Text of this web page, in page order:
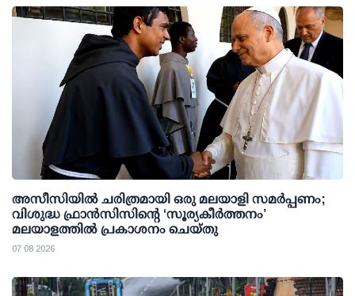
അസീസിയിൽ ചരിത്രമായി ഒരു മലയാളി സമർപ്പണം;
വിശുദ്ധ ഫ്രാൻസിസിന്റെ ‘സൂര്യകീർത്തനം’
മലയാളത്തിൽ പ്രകാശനം ചെയ്തു
07 08 2026